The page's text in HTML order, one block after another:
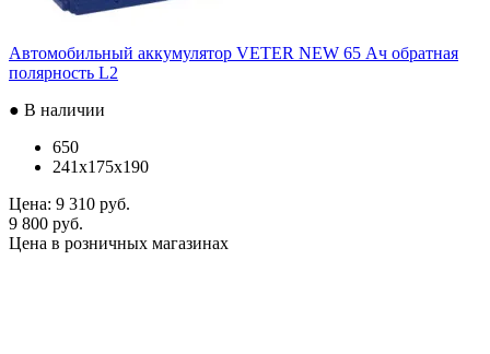
Автомобильный аккумулятор VETER NEW 65 Ач обратная
полярность L2
● В наличии
650
241x175x190
Цена: 9 310 руб.
9 800 руб.
Цена в розничных магазинах